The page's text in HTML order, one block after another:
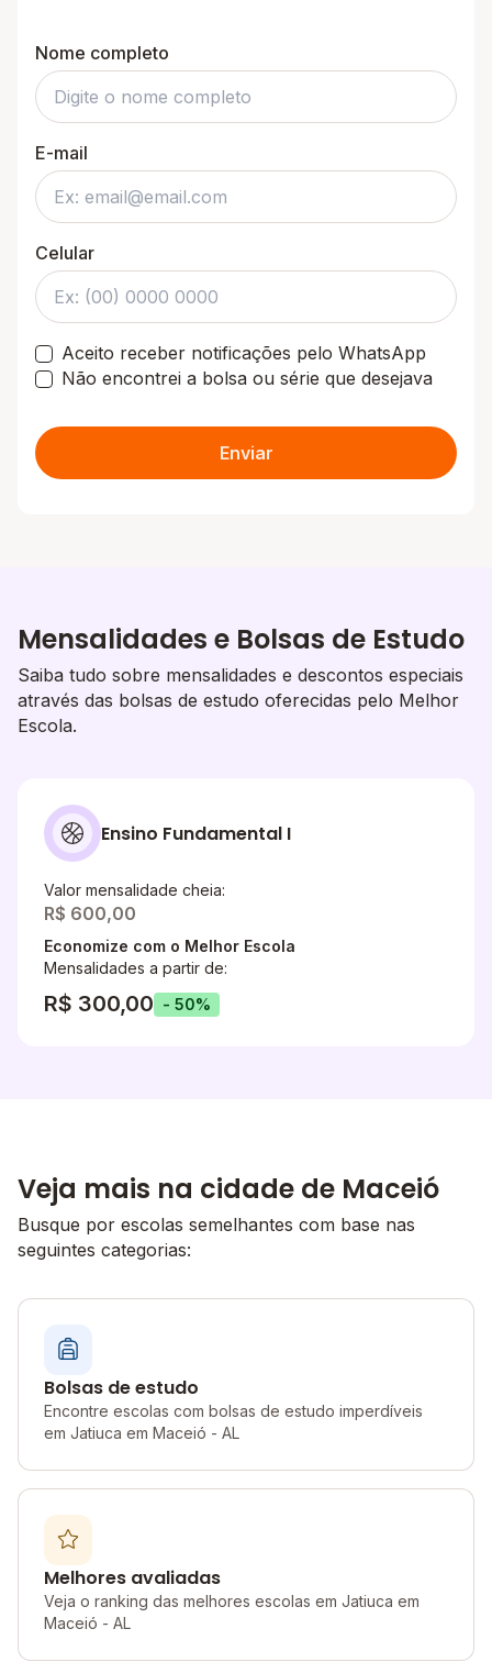
Nome completo
E-mail
Celular
Aceito receber notificações pelo WhatsApp
Não encontrei a bolsa ou série que desejava
Enviar
Mensalidades e Bolsas de Estudo
Saiba tudo sobre mensalidades e descontos especiais
através das bolsas de estudo oferecidas pelo Melhor
Escola.
Ensino Fundamental I
Valor mensalidade cheia:
R$ 600,00
Economize com o Melhor Escola
Mensalidades a partir de:
R$ 300,00 - 50%
Veja mais na cidade de Maceió
Busque por escolas semelhantes com base nas
seguintes categorias:
Bolsas de estudo
Encontre escolas com bolsas de estudo imperdíveis
em Jatiuca em Maceió - AL
Melhores avaliadas
Veja o ranking das melhores escolas em Jatiuca em
Maceió - AL